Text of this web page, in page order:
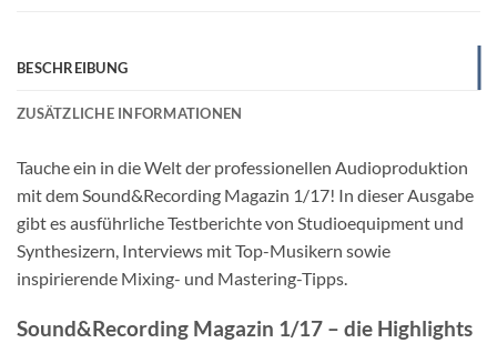
BESCHREIBUNG
ZUSÄTZLICHE INFORMATIONEN
Tauche ein in die Welt der professionellen Audioproduktion
mit dem Sound&Recording Magazin 1/17! In dieser Ausgabe
gibt es ausführliche Testberichte von Studioequipment und
Synthesizern, Interviews mit Top-Musikern sowie
inspirierende Mixing- und Mastering-Tipps.
Sound&Recording Magazin 1/17 – die Highlights